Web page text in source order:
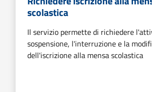
scolastica
Il servizio permette di richiedere
sospensione, l'interruzione e la
dell'iscrizione alla mensa scolastica